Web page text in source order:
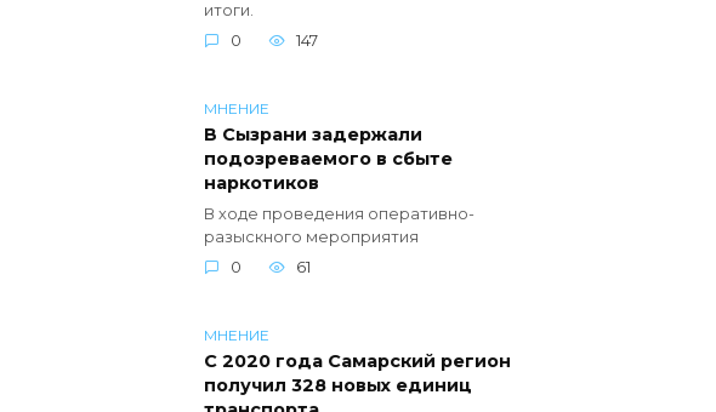
итоги.
0
147
МНЕНИЕ
В Сызрани задержали
подозреваемого в сбыте
наркотиков
В ходе проведения оперативно-
разыскного мероприятия
0
61
МНЕНИЕ
С 2020 года Самарский регион
получил 328 новых единиц